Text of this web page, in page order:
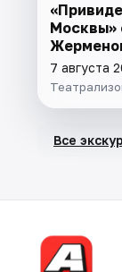
Москвы»
7 августа
Все